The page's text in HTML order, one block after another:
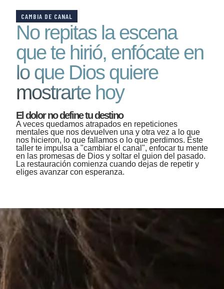
CAMBIA DE CANAL
No repitas la escena
que te hirió, enfócate en
lo que Dios quiere
mostrarte hoy
El dolor no define tu destino
A veces quedamos atrapados en repeticiones
mentales que nos devuelven una y otra vez a lo que
nos hicieron, lo que fallamos o lo que perdimos. Este
taller te impulsa a "cambiar el canal", enfocar tu mente
en las promesas de Dios y soltar el guion del pasado.
La restauración comienza cuando dejas de repetir y
eliges avanzar con esperanza.